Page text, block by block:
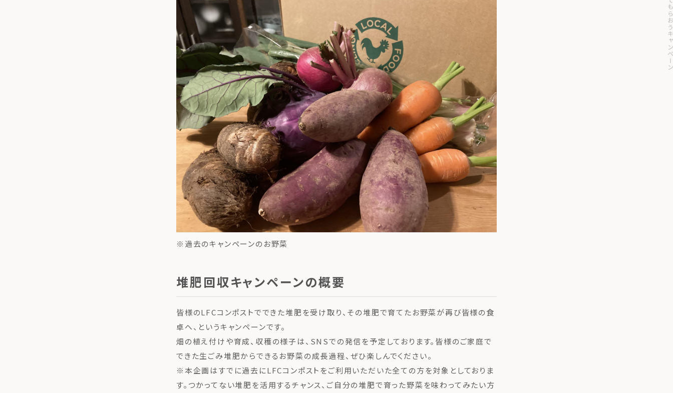
※過去のキャンペーンのお野菜
堆肥回収キャンペーンの概要
皆様のLFCコンポストでできた堆肥を受け取り、その堆肥で育てたお野菜が再び皆様の食
卓へ、というキャンペーンです。
畑の植え付けや育成、収穫の様子は、SNSでの発信を予定しております。皆様のご家庭で
できた生ごみ堆肥からできるお野菜の成長過程、ぜひ楽しんでください。
※本企画はすでに過去にLFCコンポストをご利用いただいた全ての方を対象としておりま
す。つかってない堆肥を活用するチャンス、ご自分の堆肥で育った野菜を味わってみたい方